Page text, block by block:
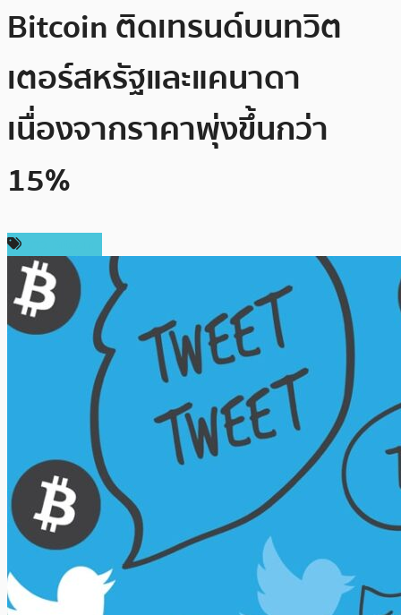
Bitcoin ติดเทรนด์บนทวิต
เตอร์สหรัฐและแคนาดา
เนื่องจากราคาพุ่งขึ้นกว่า
15%